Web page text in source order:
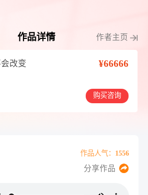
作品详情 作者主页
改变 ¥66666
购买咨询
作品人气：1556
分享作品